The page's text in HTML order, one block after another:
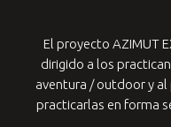
El proyecto AZIMUT
dirigido a los
aventura / outdoor y al
practicarlas en forma